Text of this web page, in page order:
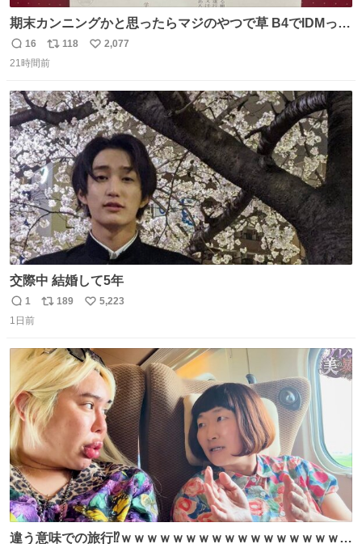
期末カンニングかと思ったらマジのやつで草 B4でIDMって
ことはおそらく就職だし、内定取り消し？ それと夏休み期
間の停学って無意味じゃね？
返
信
16
リ
ポ
ト
数
118
い
数
2,077
21時間前
交際中 結婚して5年
返
信
1
リ
ト
数
189
い
数
5,223
1日前
違う意味での旅行⁉️ｗｗｗｗｗｗｗｗｗｗｗｗｗｗｗｗｗｗ